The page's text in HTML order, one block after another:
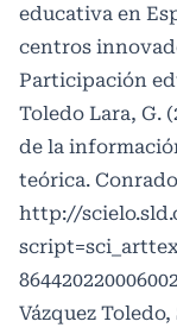
educativa en
centros
Participación
Toledo Lara, G.
de la
teórica.
http://
Vázquez